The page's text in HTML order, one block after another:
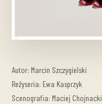
Autor: Marcin Szczygielski
Reżyseria: Ewa Kasprzyk
Scenografia: Maciej Chojnacki